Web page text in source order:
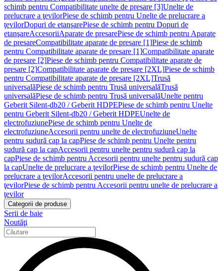
schimb pentru Compatibilitate unelte de presare [3]Unelte de
prelucrare a ţevilorPiese de schimb pentru Unelte de prelucrare a
ţevilorDopuri de etanşarePiese de schimb pentru Dopuri de
etanşareAccesoriiAparate de presarePiese de schimb pentru Aparate
de presareCompatibilitate aparate de presare [1]Piese de schimb
pentru Compatibilitate aparate de presare [1]Compatibilitate aparate
de presare [2]Piese de schimb pentru Compatibilitate aparate de
presare [2]Compatibilitate aparate de presare [2XL]Piese de schimb
pentru Compatibilitate aparate de presare [2XL]Trusă
universalăPiese de schimb pentru Trusă universalăTrusă
universalăPiese de schimb pentru Trusă universalăUnelte pentru
Geberit Silent-db20 / Geberit HDPEPiese de schimb pentru Unelte
pentru Geberit Silent-db20 / Geberit HDPEUnelte de
electrofuziunePiese de schimb pentru Unelte de
electrofuziuneAccesorii pentru unelte de electrofuziuneUnelte
pentru sudură cap la capPiese de schimb pentru Unelte pentru
sudură cap la capAccesorii pentru unelte pentru sudură cap la
capPiese de schimb pentru Accesorii pentru unelte pentru sudură cap
la capUnelte de prelucrare a ţevilorPiese de schimb pentru Unelte de
prelucrare a ţevilorAccesorii pentru unelte de prelucrare a
ţevilorPiese de schimb pentru Accesorii pentru unelte de prelucrare a
ţevilor
Categorii de produse
Serii de baie
Noutăţi